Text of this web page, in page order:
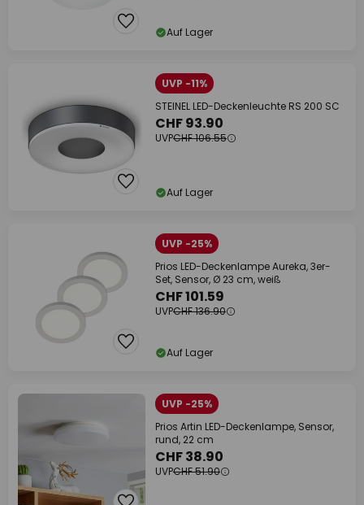
Auf Lager
UVP -11%
STEINEL LED-Deckenleuchte RS 200 SC
CHF 93.90
UVPCHF 106.55
Auf Lager
UVP -25%
Prios LED-Deckenlampe Aureka, 3er-
Set, Sensor, Ø 23 cm, weiß
CHF 101.59
UVPCHF 136.90
Auf Lager
UVP -25%
Prios Artin LED-Deckenlampe, Sensor,
rund, 22 cm
CHF 38.90
UVPCHF 51.90